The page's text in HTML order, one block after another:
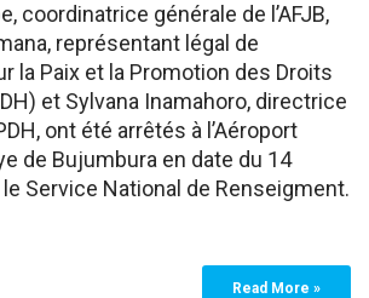
coordinatrice générale de l’AFJB,
représentant légal de
la Paix et la Promotion des Droits
et Sylvana Inamahoro, directrice
ont été arrêtés à l’Aéroport
de Bujumbura en date du 14
Service National de Renseigment.
Read More »